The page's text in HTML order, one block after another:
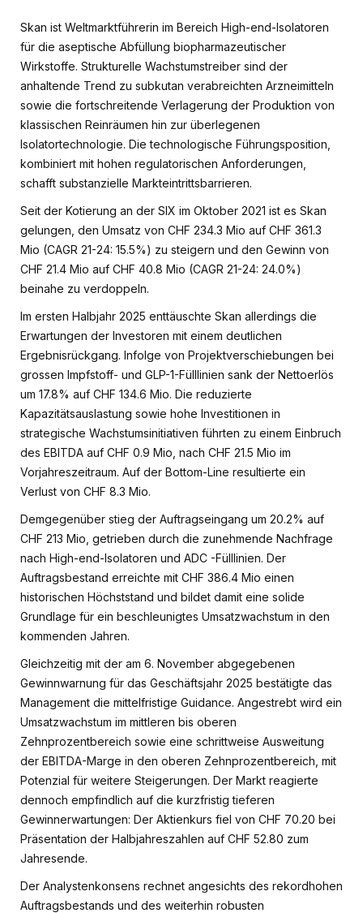
Skan ist Weltmarktführerin im Bereich High-end-Isolatoren
für die aseptische Abfüllung biopharmazeutischer
Wirkstoffe. Strukturelle Wachstumstreiber sind der
anhaltende Trend zu subkutan verabreichten Arzneimitteln
sowie die fortschreitende Verlagerung der Produktion von
klassischen Reinräumen hin zur überlegenen
Isolatortechnologie. Die technologische Führungsposition,
kombiniert mit hohen regulatorischen Anforderungen,
schafft substanzielle Markteintrittsbarrieren.
Seit der Kotierung an der SIX im Oktober 2021 ist es Skan
gelungen, den Umsatz von CHF 234.3 Mio auf CHF 361.3
Mio (CAGR 21-24: 15.5%) zu steigern und den Gewinn von
CHF 21.4 Mio auf CHF 40.8 Mio (CAGR 21-24: 24.0%)
beinahe zu verdoppeln.
Im ersten Halbjahr 2025 enttäuschte Skan allerdings die
Erwartungen der Investoren mit einem deutlichen
Ergebnisrückgang. Infolge von Projektverschiebungen bei
grossen Impfstoff- und GLP-1-Fülllinien sank der Nettoerlös
um 17.8% auf CHF 134.6 Mio. Die reduzierte
Kapazitätsauslastung sowie hohe Investitionen in
strategische Wachstumsinitiativen führten zu einem Einbruch
des EBITDA auf CHF 0.9 Mio, nach CHF 21.5 Mio im
Vorjahreszeitraum. Auf der Bottom-Line resultierte ein
Verlust von CHF 8.3 Mio.
Demgegenüber stieg der Auftragseingang um 20.2% auf
CHF 213 Mio, getrieben durch die zunehmende Nachfrage
nach High-end-Isolatoren und ADC -Fülllinien. Der
Auftragsbestand erreichte mit CHF 386.4 Mio einen
historischen Höchststand und bildet damit eine solide
Grundlage für ein beschleunigtes Umsatzwachstum in den
kommenden Jahren.
Gleichzeitig mit der am 6. November abgegebenen
Gewinnwarnung für das Geschäftsjahr 2025 bestätigte das
Management die mittelfristige Guidance. Angestrebt wird ein
Umsatzwachstum im mittleren bis oberen
Zehnprozentbereich sowie eine schrittweise Ausweitung
der EBITDA-Marge in den oberen Zehnprozentbereich, mit
Potenzial für weitere Steigerungen. Der Markt reagierte
dennoch empfindlich auf die kurzfristig tieferen
Gewinnerwartungen: Der Aktienkurs fiel von CHF 70.20 bei
Präsentation der Halbjahreszahlen auf CHF 52.80 zum
Jahresende.
Der Analystenkonsens rechnet angesichts des rekordhohen
Auftragsbestands und des weiterhin robusten